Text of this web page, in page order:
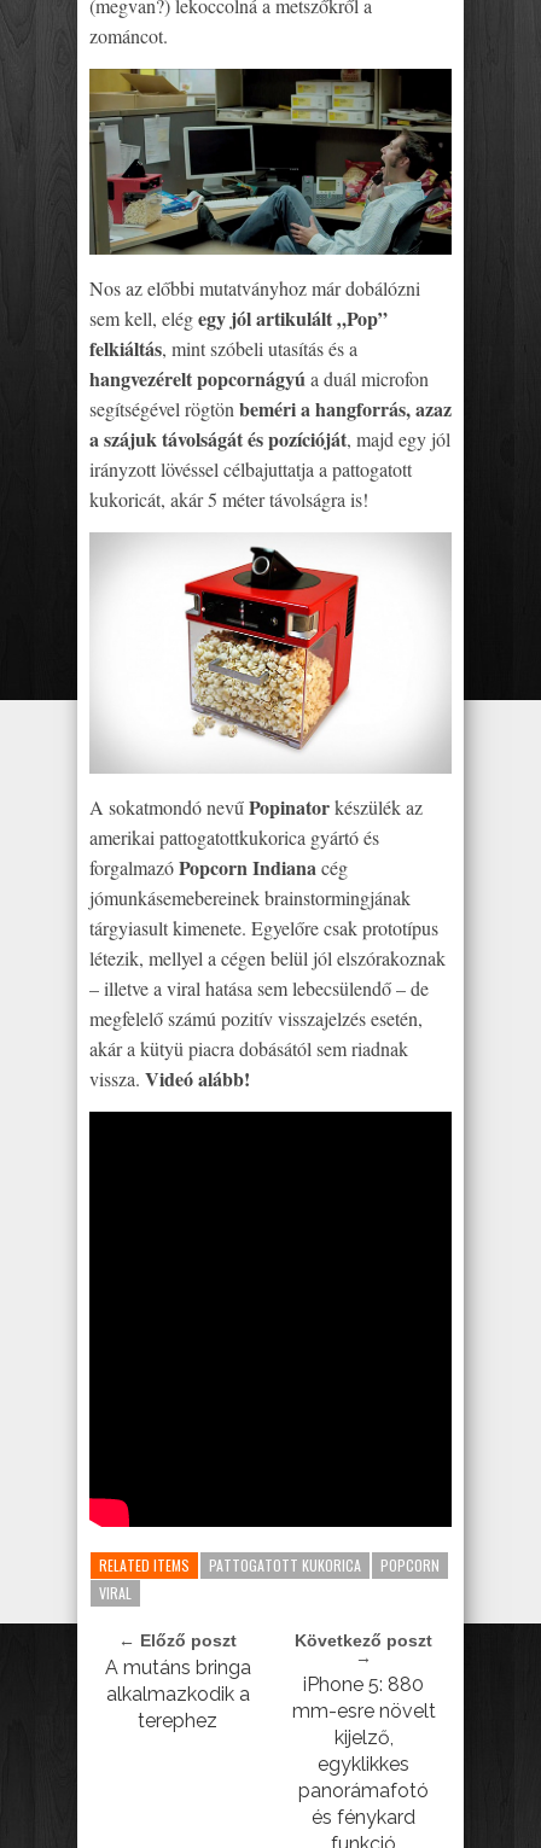
(megvan?) lekoccolná a metszőkről a
zománcot.
Nos az előbbi mutatványhoz már dobálózni
sem kell, elégegy jól artikulált „Pop”
felkiáltás, mint szóbeli utasítás és a
hangvezérelt popcornágyúa duál microfon
segítségével rögtön beméri a hangforrás, azaz
a szájuk távolságát és pozícióját, majd egy jól
irányzott lövéssel célbajuttatja a pattogatott
kukoricát, akár 5 méter távolságra is!
A sokatmondó nevűPopinatorkészülék az
amerikai pattogatottkukorica gyártó és
forgalmazóPopcorn Indianacég
jómunkásemebereinek brainstormingjának
tárgyiasult kimenete. Egyelőre csak prototípus
létezik, mellyel a cégen belül jól elszórakoznak
– illetve a viral hatása sem lebecsülendő – de
megfelelő számú pozitív visszajelzés esetén,
akár a kütyü piacra dobásától sem riadnak
vissza. Videó alább!
RELATED ITEMS PATTOGATOTT KUKORICA
POPCORN
VIRAL
← Előző poszt
A mutáns bringa
alkalmazkodik a
terephez
Következő poszt
→
iPhone 5: 880
mm-esre növelt
kijelző,
egyklikkes
panorámafotó
és fénykard